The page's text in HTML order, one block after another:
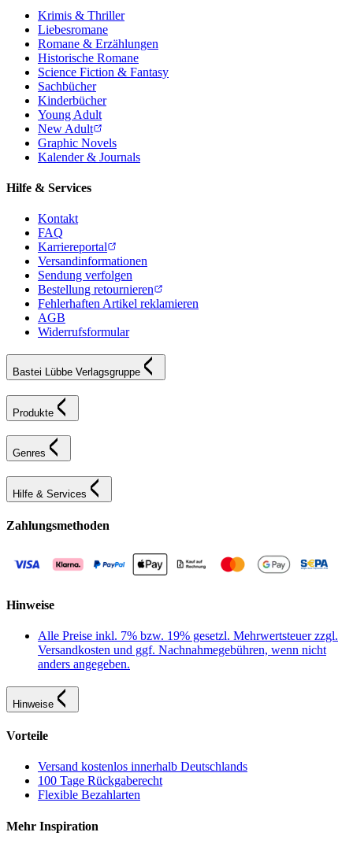
Krimis & Thriller
Liebesromane
Romane & Erzählungen
Historische Romane
Science Fiction & Fantasy
Sachbücher
Kinderbücher
Young Adult
New Adult
Graphic Novels
Kalender & Journals
Hilfe & Services
Kontakt
FAQ
Karriereportal
Versandinformationen
Sendung verfolgen
Bestellung retournieren
Fehlerhaften Artikel reklamieren
AGB
Widerrufsformular
Bastei Lübbe Verlagsgruppe
Produkte
Genres
Hilfe & Services
Zahlungsmethoden
Hinweise
Alle Preise inkl. 7% bzw. 19% gesetzl. Mehrwertsteuer zzgl.
Versandkosten und ggf. Nachnahmegebühren, wenn nicht
anders angegeben.
Hinweise
Vorteile
Versand kostenlos innerhalb Deutschlands
100 Tage Rückgaberecht
Flexible Bezahlarten
Mehr Inspiration